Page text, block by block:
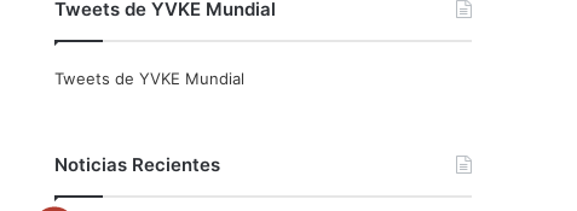
o
r
e
r
a
Tweets de YVKE Mundial
Tweets de YVKE Mundial
Noticias Recientes